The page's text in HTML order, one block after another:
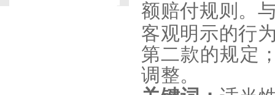
额赔付规则。
客观明示的行
第二款的规定
调整。